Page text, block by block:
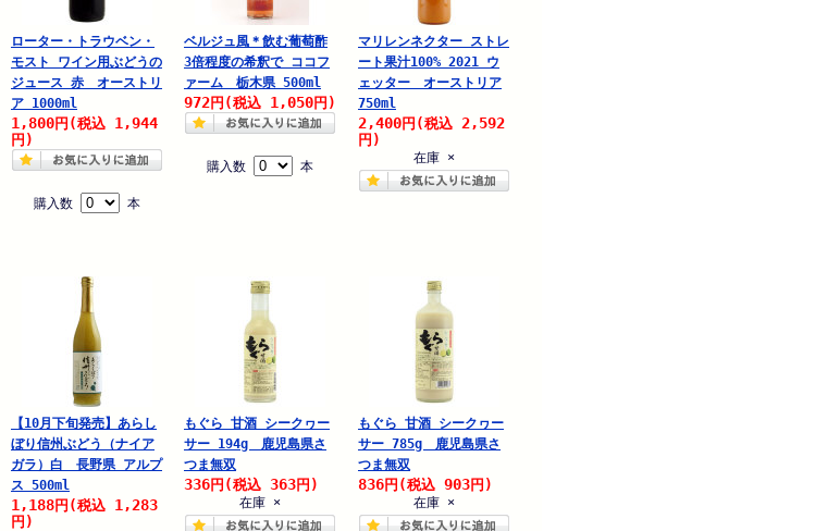
ローター・トラウベン・
モスト ワイン用ぶどうの
ジュース 赤 オーストリ
ア 1000ml
1,800円 (税込 1,944
円)
購入数 本
ベルジュ風＊飲む葡萄酢
3倍程度の希釈で ココフ
ァーム 栃木県 500ml
972円 (税込 1,050円)
購入数 本
マリレンネクター ストレ
ート果汁100% 2021 ウ
ェッター オーストリア
750ml
2,400円 (税込 2,592
円)
在庫 ×
【10月下旬発売】あらし
ぼり信州ぶどう（ナイア
ガラ）白 長野県 アルプ
ス 500ml
1,188円 (税込 1,283
円)
もぐら 甘酒 シークヮー
サー 194g 鹿児島県さ
つま無双
336円 (税込 363円)
在庫 ×
もぐら 甘酒 シークヮー
サー 785g 鹿児島県さ
つま無双
836円 (税込 903円)
在庫 ×